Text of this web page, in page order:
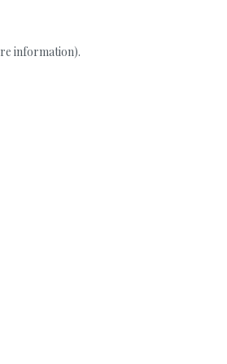
information).